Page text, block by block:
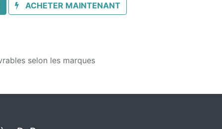
ACHETER MAINTENANT
selon les marques